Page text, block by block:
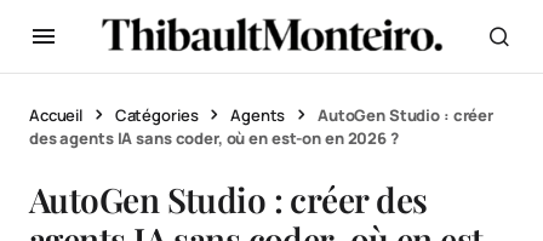
Accueil Catégories Agents
AutoGen Studio : créer
des agents IA sans coder, où en est-on en 2026 ?
AutoGen Studio : créer des